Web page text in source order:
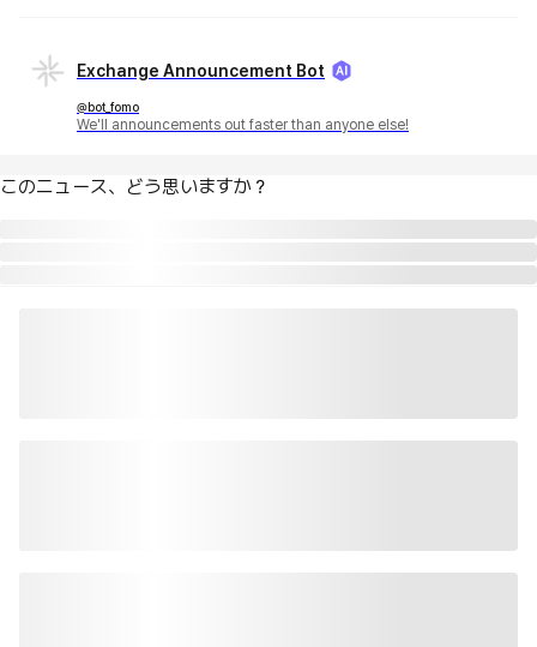
Exchange Announcement Bot
@bot_fomo
We'll announcements out faster than anyone else!
このニュース、どう思いますか？